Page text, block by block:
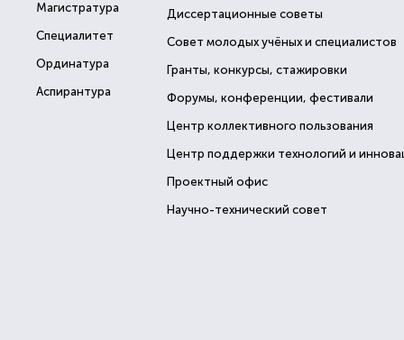
Магистратура
Специалитет
Ординатура
Аспирантура
Диссертационные советы
Совет молодых учёных и специалистов
Гранты, конкурсы, стажировки
Форумы, конференции, фестивали
Центр коллективного пользования
Центр поддержки технологий и
Проектный офис
Научно-технический совет